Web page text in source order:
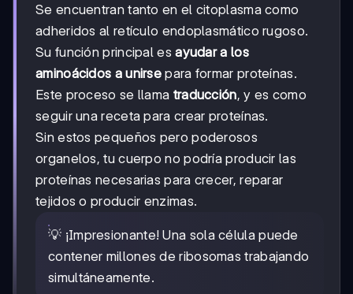
Se encuentran tanto en el citoplasma como
adheridos al retículo endoplasmático rugoso.
Su función principal esayudar a los
aminoácidos a unirse para formar proteínas.
Este proceso se llama traducción, y es como
seguir una receta para crear proteínas.
Sin estos pequeños pero poderosos
organelos, tu cuerpo no podría producir las
proteínas necesarias para crecer, reparar
tejidos o producir enzimas.
💡 ¡Impresionante! Una sola célula puede
contener millones de ribosomas trabajando
simultáneamente.